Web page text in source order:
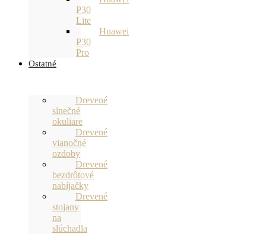
P30
Lite
Huawei
P30
Pro
Ostatné
Drevené
slnečné
okuliare
Drevené
vianočné
ozdoby
Drevené
bezdrôtové
nabíjačky
Drevené
stojany
na
slúchadla